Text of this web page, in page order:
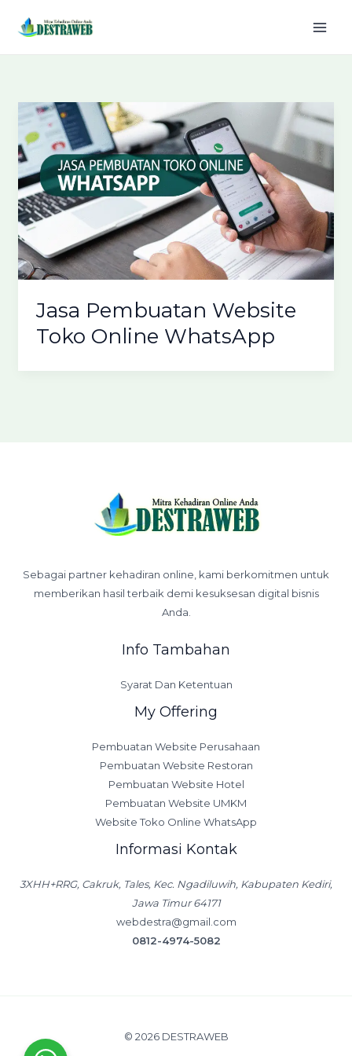
Jasa Pembuatan Website
Toko Online WhatsApp
Sebagai partner kehadiran online, kami berkomitmen untuk
memberikan hasil terbaik demi kesuksesan digital bisnis
Anda.
Info Tambahan
Syarat Dan Ketentuan
My Offering
Pembuatan Website Perusahaan
Pembuatan Website Restoran
Pembuatan Website Hotel
Pembuatan Website UMKM
Website Toko Online WhatsApp
Informasi Kontak
3XHH+RRG, Cakruk, Tales, Kec. Ngadiluwih, Kabupaten Kediri,
Jawa Timur 64171
webdestra@gmail.com
0812-4974-5082
© 2026 DESTRAWEB